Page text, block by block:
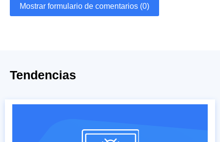
Mostrar formulario de comentarios (0)
Tendencias